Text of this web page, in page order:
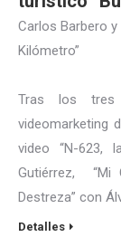
Carlos Barbero
Kilómetro”
Tras los tres
videomarketing
video “N-623,
Gutiérrez, “Mi
Destreza” con
Detalles